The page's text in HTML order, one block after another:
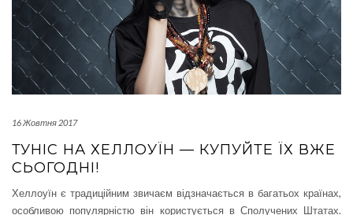
16 Жовтня 2017
ТУНІС НА ХЕЛЛОУЇН — КУПУЙТЕ ЇХ ВЖЕ
СЬОГОДНІ!
Хеллоуїн є традиційним звичаєм відзначається в багатьох країнах,
особливою популярністю він користується в Сполучених Штатах.